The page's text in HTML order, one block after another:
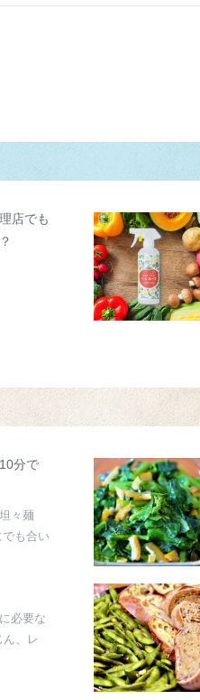
店でも
分で
々麺
も合い
必要な
ん、レ